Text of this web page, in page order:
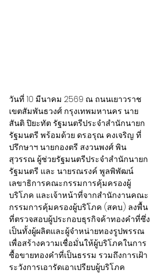
​วันที่ 10 มีนาคม 2569 ณ ถนนเยาวราช
เขตสัมพันธวงศ์ กรุงเทพมหานคร นาย
สันติ ปิยะทัต รัฐมนตรีประจำสำนักนายก
รัฐมนตรี พร้อมด้วย ดร.อรุณ คงเจริญ ที่
ปรึกษาฯ นายกองตรี สงวนพงศ์ พิน
สุวรรณ ผู้ช่วยรัฐมนตรีประจำสำนักนายก
รัฐมนตรี และ นายรณรงค์ พูลพิพัฒน์
เลขาธิการคณะกรรมการคุ้มครองผู้
บริโภค และเจ้าหน้าที่จากสำนักงานคณะ
กรรมการคุ้มครองผู้บริโภค (สคบ.) ลงพื้น
ที่ตรวจสอบผู้ประกอบธุรกิจค้าทองคำที่ซึ่ง
เป็นทั้งผู้ผลิตและผู้จำหน่ายทองรูปพรรณ
เพื่อสร้างความเชื่อมั่นให้ผู้บริโภคในการ
ซื้อขายทองคำที่เป็นธรรม รวมถึงการเฝ้า
ระวังการเอารัดเอาเปรียบผู้บริโภค